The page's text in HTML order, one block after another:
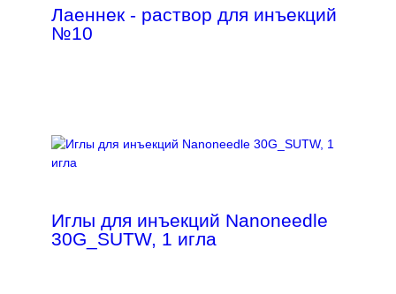
Лаеннек - раствор для инъекций
№10
Иглы для инъекций Nanoneedle
30G_SUTW, 1 игла